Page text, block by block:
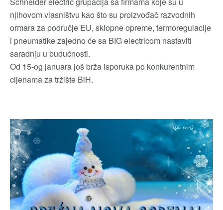
njihovom vlasništvu kao što su proizvođač razvodnih
ormara za područje EU, sklopne opreme, termoregulacije
i pneumatike zajedno će sa BIG electricom nastaviti
saradnju u budućnosti.
Od 15-og januara još brža isporuka po konkurentnim
cijenama za tržište BiH.